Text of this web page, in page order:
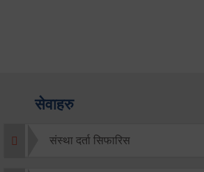
सेवाहरु
संस्था दर्ता सिफारिस